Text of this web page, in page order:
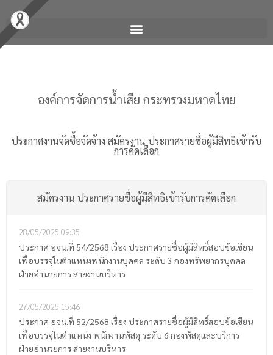
องค์การจัดการน้ำเสีย กระทรวงมหาดไทย
ประกาศงานจัดซื้อจัดจ้าง สมัครงาน ประกาศรายชื่อผู้มีสิทธิเข้ารับ
การคัดเลือก
สมัครงาน ประกาศรายชื่อผู้มีสิทธิเข้ารับการคัดเลือก
28/05/2025 09:35
ประกาศ อจน.ที่ 54/2568 เรื่อง ประกาศรายชื่อผู้มีสิทธิ์สอบข้อเขียน
เพื่อบรรจุในตำแหน่งพนักงานบุคคล ระดับ 3 กองทรัพยากรบุคคล
ฝ่ายอำนวยการ สายงานบริหาร
27/05/2025 15:46
ประกาศ อจน.ที่ 52/2568 เรื่อง ประกาศรายชื่อผู้มีสิทธิ์สอบข้อเขียน
เพื่อบรรจุในตำแหน่ง พนักงานพัสดุ ระดับ 6 กองพัสดุและบริการ
ฝ่ายอำนวยการ สายงานบริหาร